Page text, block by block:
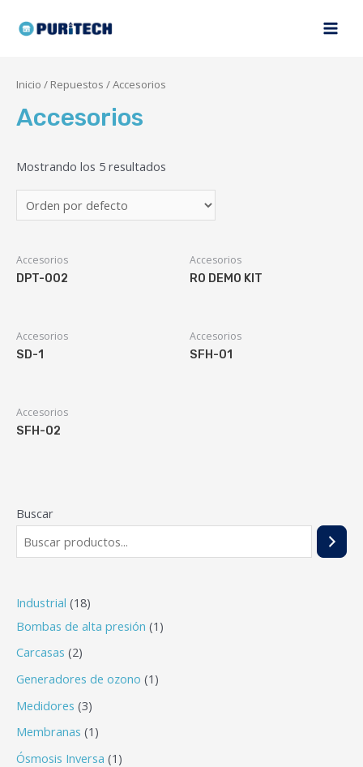
Buscar
Industrial 18
Bombas de alta presión 1
Carcasas 2
Generadores de ozono 1
Medidores 3
Membranas 1
Ósmosis Inversa 1
Inicio / Repuestos / Accesorios
Accesorios
Mostrando los 5 resultados
Accesorios
DPT-002
Accesorios
RO DEMO KIT
Accesorios
SD-1
Accesorios
SFH-01
Accesorios
SFH-02